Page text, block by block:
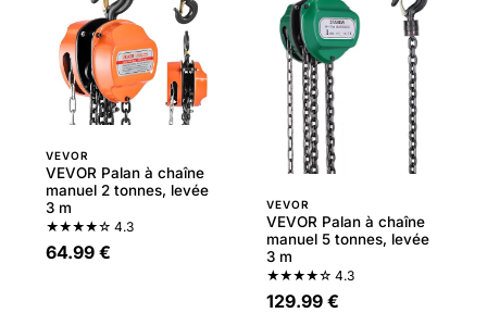
VEVOR
VEVOR Palan à chaîne
manuel 2 tonnes, levée
3 m
★★★★☆ 4.3
64.99 €
VEVOR
VEVOR Palan à chaîne
manuel 5 tonnes, levée
3 m
★★★★☆ 4.3
129.99 €